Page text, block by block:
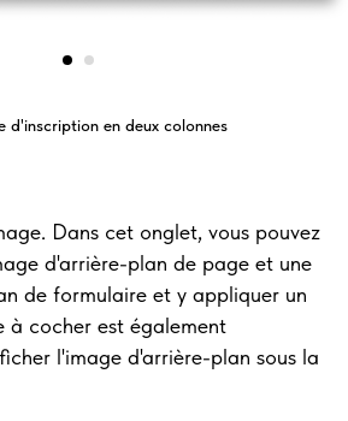
d'inscription en deux colonnes
Dans cet onglet, vous pouvez
d'arrière-plan de page et une
de formulaire et y appliquer un
à cocher est également
l'image d'arrière-plan sous la